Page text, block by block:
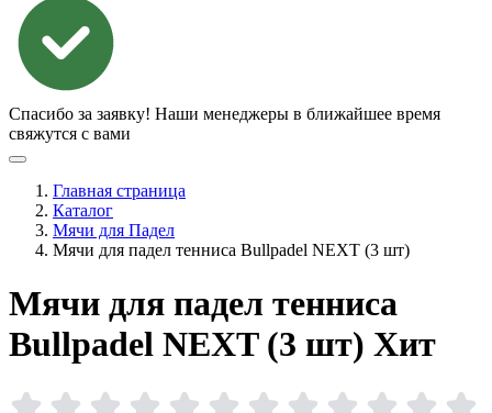
Спасибо за заявку! Наши менеджеры в ближайшее время
свяжутся с вами
Главная страница
Каталог
Мячи для Падел
Мячи для падел тенниса Bullpadel NEXT (3 шт)
Мячи для падел тенниса
Bullpadel NEXT (3 шт) Хит